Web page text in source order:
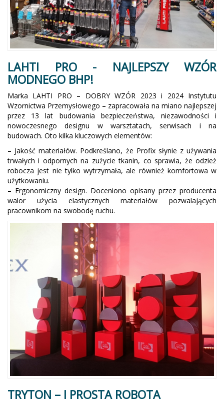
LAHTI PRO - NAJLEPSZY WZÓR
MODNEGO BHP!
Marka LAHTI PRO – DOBRY WZÓR 2023 i 2024 Instytutu
Wzornictwa Przemysłowego – zapracowała na miano najlepszej
przez 13 lat budowania bezpieczeństwa, niezawodności i
nowoczesnego designu w warsztatach, serwisach i na
budowach. Oto kilka kluczowych elementów:
– Jakość materiałów. Podkreślano, że Profix słynie z używania
trwałych i odpornych na zużycie tkanin, co sprawia, że odzież
robocza jest nie tylko wytrzymała, ale również komfortowa w
użytkowaniu.
– Ergonomiczny design. Doceniono opisany przez producenta
walor użycia elastycznych materiałów pozwalających
pracownikom na swobodę ruchu.
TRYTON – I PROSTA ROBOTA